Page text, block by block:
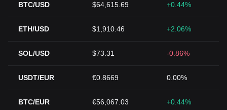
BTC/USD $64,615.69 +0.44%
ETH/USD $1,910.46 +2.06%
SOL/USD $73.31 -0.86%
USDT/EUR €0.8669 0.00%
BTC/EUR €56,067.03 +0.44%